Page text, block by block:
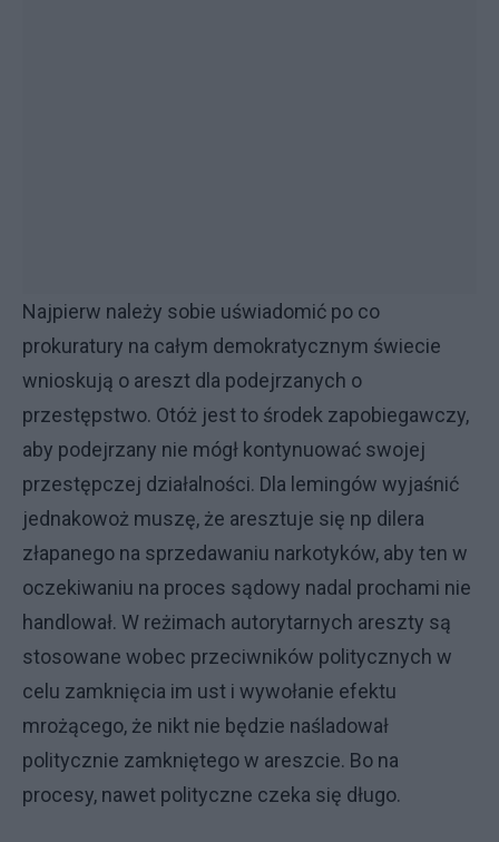
Najpierw należy sobie uświadomić po co
prokuratury na całym demokratycznym świecie
wnioskują o areszt dla podejrzanych o
przestępstwo. Otóż jest to środek zapobiegawczy,
aby podejrzany nie mógł kontynuować swojej
przestępczej działalności. Dla lemingów wyjaśnić
jednakowoż muszę, że aresztuje się np dilera
złapanego na sprzedawaniu narkotyków, aby ten w
oczekiwaniu na proces sądowy nadal prochami nie
handlował. W reżimach autorytarnych areszty są
stosowane wobec przeciwników politycznych w
celu zamknięcia im ust i wywołanie efektu
mrożącego, że nikt nie będzie naśladował
politycznie zamkniętego w areszcie. Bo na
procesy, nawet polityczne czeka się długo.